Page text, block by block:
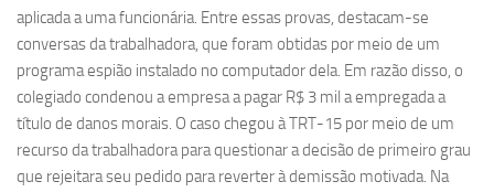
aplicada a uma funcionária. Entre essas provas, destacam-se
conversas da trabalhadora, que foram obtidas por meio de um
programa espião instalado no computador dela. Em razão disso, o
colegiado condenou a empresa a pagar R$ 3 mil a empregada a
título de danos morais. O caso chegou à TRT-15 por meio de um
recurso da trabalhadora para questionar a decisão de primeiro grau
que rejeitara seu pedido para reverter à demissão motivada. Na